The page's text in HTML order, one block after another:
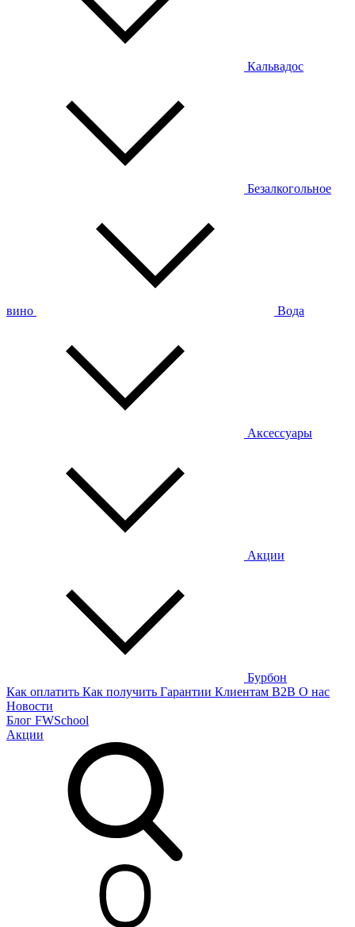
Кальвадос
Безалкогольное
вино Вода
Аксессуары
Акции
Бурбон
Как оплатить Как получить Гарантии Клиентам B2B О нас
Новости
Блог FWSchool
Акции